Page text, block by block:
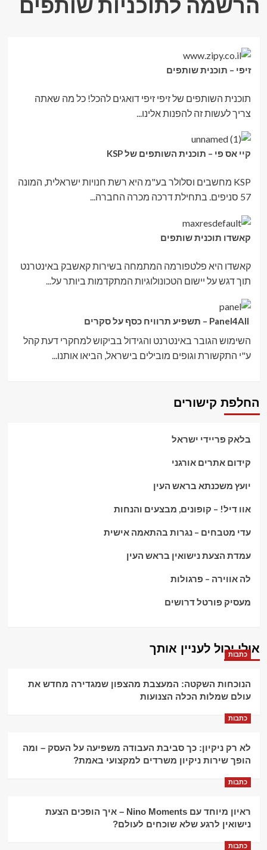
זיפי – תוכנית שותפים
תוכנית השותפים של זיפי זיפי דואגים להכל! כל מה שאתה
צריך לעשות זה להפנות אלינו...
קיי אס פי – תוכנית השותפים של KSP
KSP מחשבים וסלולר בע"מ היא רשת חנויות ישראלית, המונה
57 סניפים. בתחילת דרכה מכרה החברה...
קאשדו תוכנית שותפים
קאשדו היא פלטפורמה המתמחה בשירות קאשבק באינטרנט
תוך דגש על יישום הטכונולוגיות המתקדמות ביותר על...
השימוש הגובר באינטרנט והגידול בביקוש למחקרי דעת קהל
ע"י התקשורת וגופים מובילים בישראל, הביאו אותנו...
החלפת קישורים
בלאק פריידי ישראל
קידום אתרים אורגני
יועץ משכנתא בראש העין
אוו דיל! – קופונים, מבצעים והנחות
עדי מטבחים – נגרות בהתאמה אישית
עמדת הצעת נישואין בראש העין
לה אווירה – פרגולות
מעסיק פורטל דרושים
אולי יכול לעניין אותך
כתבות
הנוכחות השקטה: המעצבת מהצפון שמגדירה מחדש את
עולם שמלות הכלה הצנועות
כתבות
לא רק ניקיון: כך סביבת העבודה משפיעה על העסק – ומה
הופך שירות ניקיון משרדים למקצועי באמת?
כתבות
ראיון מיוחד עם Nino Moments – איך הופכים הצעת
נישואין לרגע שלא שוכחים לעולם?
כתבות